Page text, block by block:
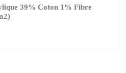
39% Coton 1% Fibre